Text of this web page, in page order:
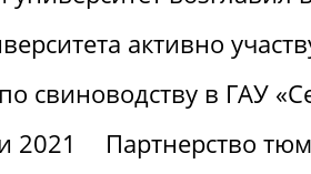
активно
свиноводству в ГАУ
2021
Партнерство